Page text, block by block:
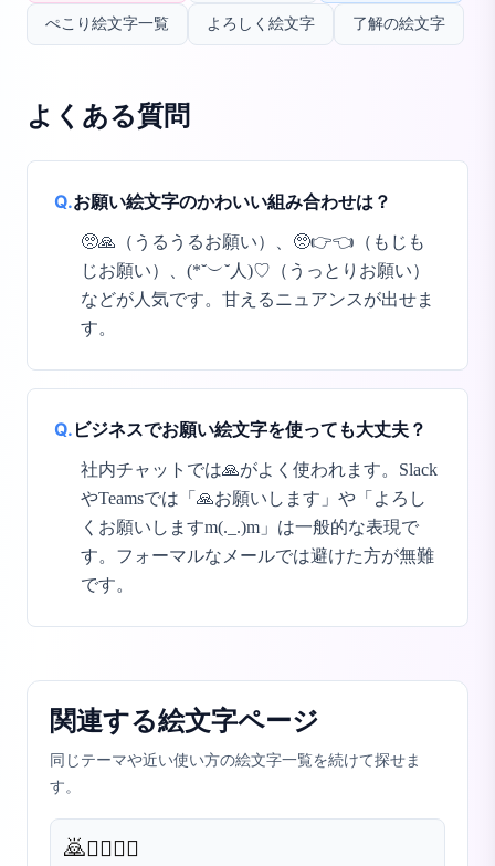
ぺこり絵文字一覧 よろしく絵文字 了解の絵文字
よくある質問
Q.お願い絵文字のかわいい組み合わせは？
🥺🙏（うるうるお願い）、🥺👉👈（もじも
じお願い）、(*˘︶˘人)♡（うっとりお願い）
などが人気です。甘えるニュアンスが出せま
す。
Q. ビジネスでお願い絵文字を使っても大丈夫？
社内チャットでは🙏がよく使われます。Slack
やTeamsでは「🙏お願いします」や「よろし
くお願いしますm(._.)m」は一般的な表現で
す。フォーマルなメールでは避けた方が無難
です。
関連する絵文字ページ
同じテーマや近い使い方の絵文字一覧を続けて探せま
す。
🙇🙇‍♀️🙇‍♂️